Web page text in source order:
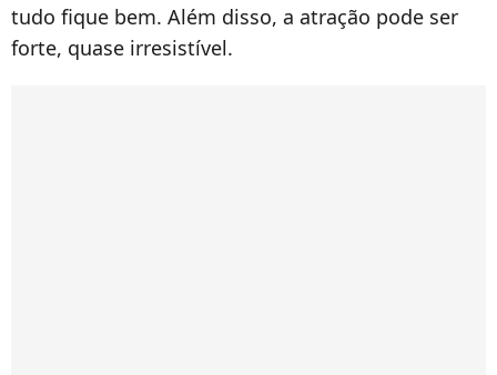
tudo fique bem. Além disso, a atração pode ser
forte, quase irresistível.